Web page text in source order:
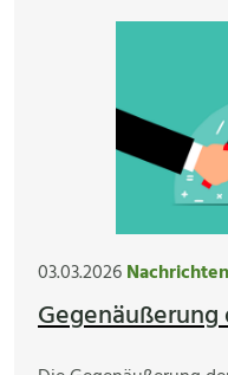
03.03.2026Nachrichten
Gegenäußerung